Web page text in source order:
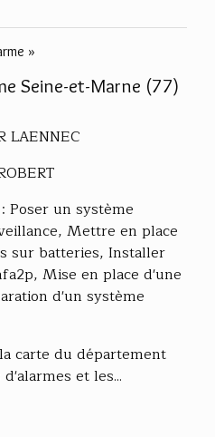
»
Seine-et-Marne (77)
LAENNEC
Poser un système
Mettre en place
sur batteries, Installer
Mise en place d'une
d'un système
carte du département
et les...